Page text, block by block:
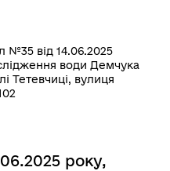
№35 від 14.06.2025
води Демчука
Тетевчиці, вулиця
року,